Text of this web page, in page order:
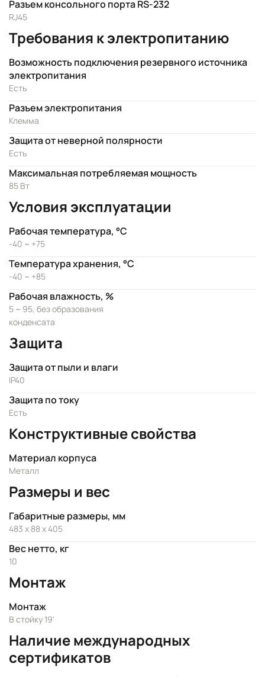
Разъем консольного порта RS-232
RJ45
Требования к электропитанию
Возможность подключения резервного источника
электропитания
Есть
Разъем электропитания
Клемма
Защита от неверной полярности
Есть
Максимальная потребляемая мощность
85 Вт
Условия эксплуатации
Рабочая температура, °C
-40 ~ +75
Температура хранения, °C
-40 ~ +85
Рабочая влажность, %
5 ~ 95, без образования
конденсата
Защита
Защита от пыли и влаги
IP40
Защита по току
Есть
Конструктивные свойства
Материал корпуса
Металл
Размеры и вес
Габаритные размеры, мм
483 x 88 x 405
Вес нетто, кг
10
Монтаж
Монтаж
В стойку 19'
Наличие международных
сертификатов